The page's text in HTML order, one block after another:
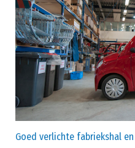
Goed verlichte fabriekshal